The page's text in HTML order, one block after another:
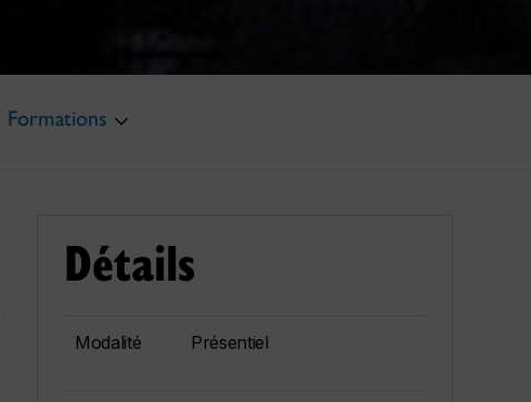
Formations
Détails
Modalité Présentiel